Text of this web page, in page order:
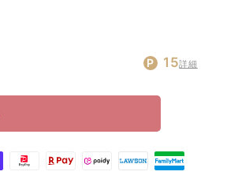
15詳細
通
常
価